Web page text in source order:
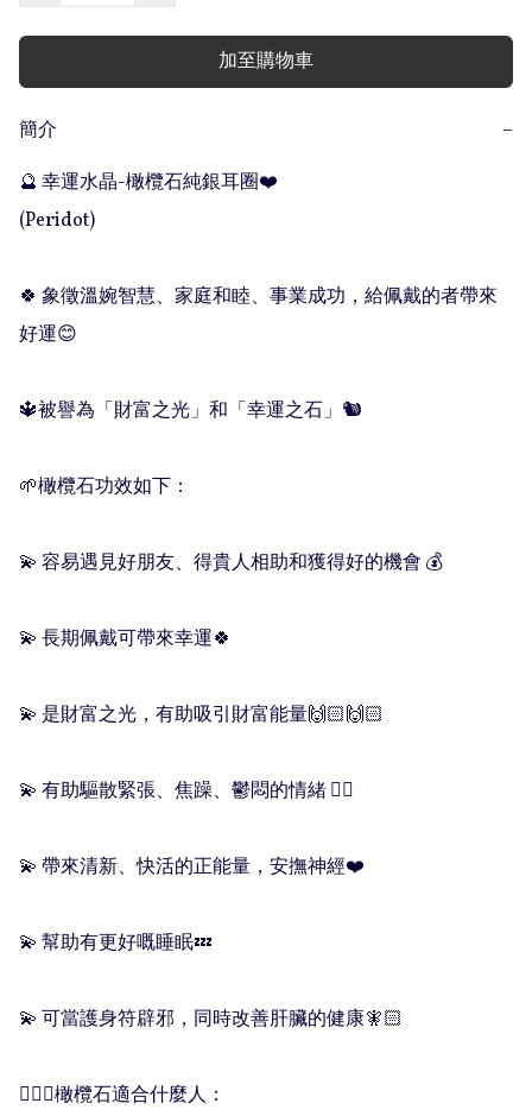
加至購物車
簡介
−
🔮 幸運水晶-橄欖石純銀耳圈❤️
(Peridot)
🍀 象徵溫婉智慧、家庭和睦、事業成功，給佩戴的者帶來
好運😊
🔱被譽為「財富之光」和「幸運之石」🐿
🌱橄欖石功效如下：
💫 容易遇見好朋友、得貴人相助和獲得好的機會 💰
💫 長期佩戴可帶來幸運🍀
💫 是財富之光，有助吸引財富能量🙌🏻🙌🏻
💫 有助驅散緊張、焦躁、鬱悶的情緒 👍🏻
💫 帶來清新、快活的正能量，安撫神經❤️
💫 幫助有更好嘅睡眠💤
💫 可當護身符辟邪，同時改善肝臟的健康🧚🏻
🧚🏻‍♀️橄欖石適合什麼人：